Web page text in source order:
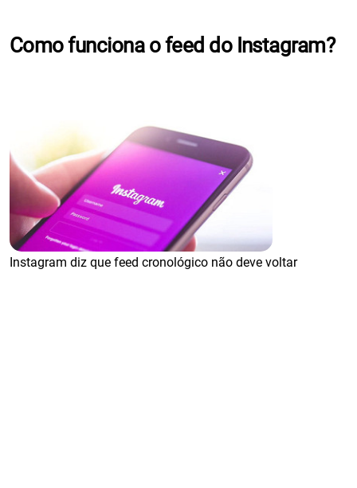
Como funciona o feed do Instagram?
Instagram diz que feed cronológico não deve voltar